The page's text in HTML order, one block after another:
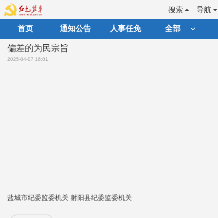
导航
搜索
首页 通知公告 人事任免 全部
偏差的为民宗旨
2025-04-07 16:01
盐城市纪委监委机关 射阳县纪委监委机关